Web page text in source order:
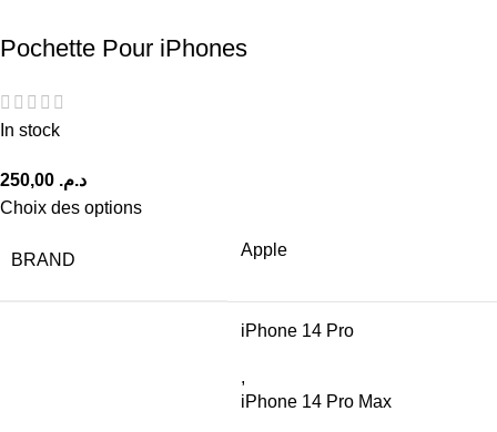
Pochette Pour iPhones
In stock
د.م.
Choix des options
BRAND
Apple
iPhone 14 Pro
,
iPhone 14 Pro Max